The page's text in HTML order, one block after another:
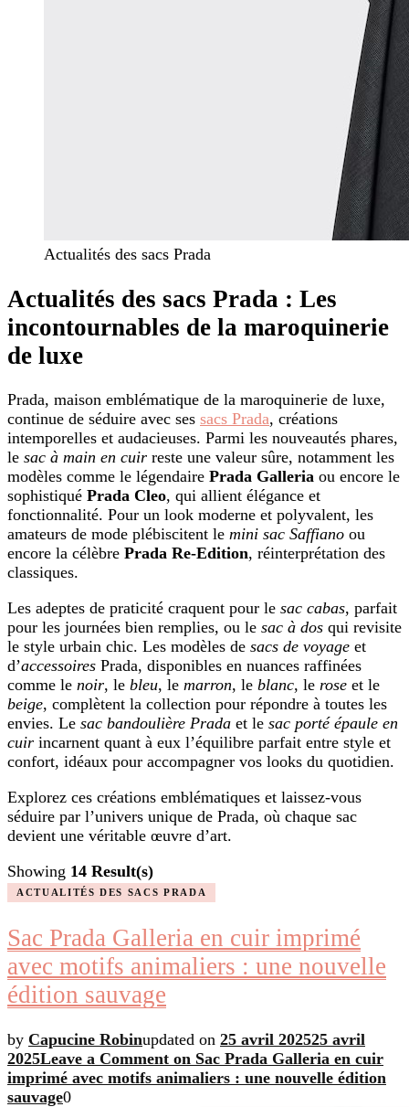
Actualités des sacs Prada
Actualités des sacs Prada : Les
incontournables de la maroquinerie
de luxe
Prada, maison emblématique de la maroquinerie de luxe,
continue de séduire avec ses sacs Prada, créations
intemporelles et audacieuses. Parmi les nouveautés phares,
le sac à main en cuir reste une valeur sûre, notamment les
modèles comme le légendaire Prada Galleria ou encore le
sophistiqué Prada Cleo, qui allient élégance et
fonctionnalité. Pour un look moderne et polyvalent, les
amateurs de mode plébiscitent le mini sac Saffiano ou
encore la célèbre Prada Re-Edition, réinterprétation des
classiques.
Les adeptes de praticité craquent pour le sac cabas, parfait
pour les journées bien remplies, ou le sac à dos qui revisite
le style urbain chic. Les modèles de sacs de voyage et
d’accessoires Prada, disponibles en nuances raffinées
comme le noir, le bleu, le marron, le blanc, le rose et le
beige, complètent la collection pour répondre à toutes les
envies. Le sac bandoulière Prada et le sac porté épaule en
cuir incarnent quant à eux l’équilibre parfait entre style et
confort, idéaux pour accompagner vos looks du quotidien.
Explorez ces créations emblématiques et laissez-vous
séduire par l’univers unique de Prada, où chaque sac
devient une véritable œuvre d’art.
Showing 14 Result(s)
ACTUALITÉS DES SACS PRADA
Sac Prada Galleria en cuir imprimé
avec motifs animaliers : une nouvelle
édition sauvage
by Capucine Robinupdated on 25 avril 202525 avril
2025Leave a Comment on Sac Prada Galleria en cuir
imprimé avec motifs animaliers : une nouvelle édition
sauvage0